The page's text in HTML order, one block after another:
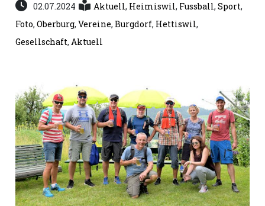
Veranstaltungen
Stellen
Paper
App
02.07.2024 Aktuell, Heimiswil, Fussball,Sport,
Foto,Oberburg,Vereine,Burgdorf, Hettiswil,
Gesellschaft,Aktuell